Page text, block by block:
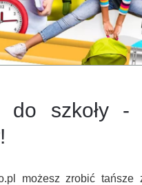
do szkoły -
możesz zrobić tańsze